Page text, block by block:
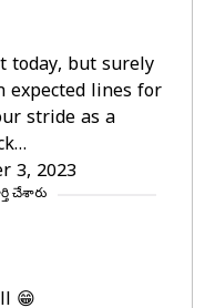
today, but surely
expected lines for
stride as a
3, 2023
చేశారు
😁